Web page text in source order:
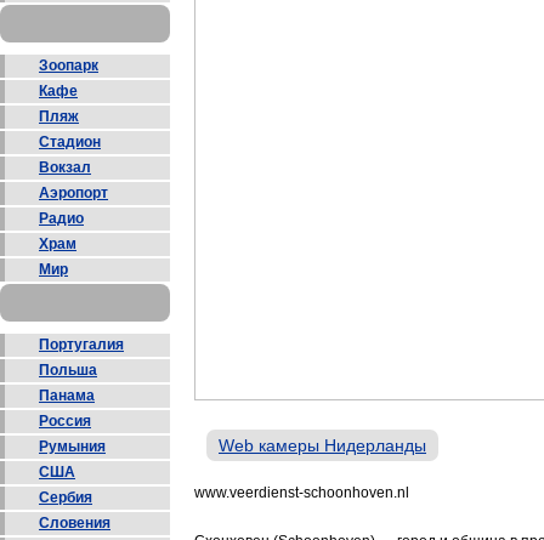
Зоопарк
Кафе
Пляж
Стадион
Вокзал
Аэропорт
Радио
Храм
Мир
Португалия
Польша
Панама
Россия
Румыния
США
Сербия
Словения
Web камеры Нидерланды
www.veerdienst-schoonhoven.nl